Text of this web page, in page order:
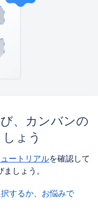
、カンバンの
ょう
ートリアルを確認して
しょう。
するか、お悩みで